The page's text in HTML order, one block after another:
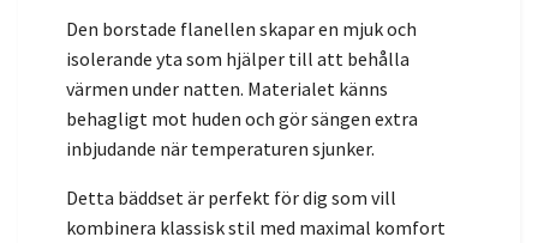
Den borstade flanellen skapar en mjuk och
isolerande yta som hjälper till att behålla
värmen under natten. Materialet känns
behagligt mot huden och gör sängen extra
inbjudande när temperaturen sjunker.
Detta bäddset är perfekt för dig som vill
kombinera klassisk stil med maximal komfort